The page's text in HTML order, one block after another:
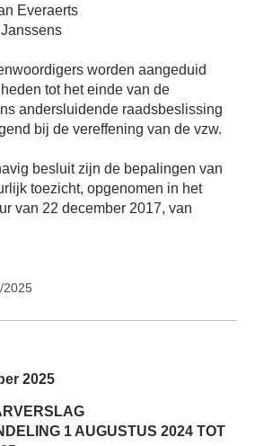
Everaerts
worden aangeduid
tot het einde van de
andersluidende raadsbeslissing
bij de vereffening van de vzw.
besluit zijn de bepalingen van
toezicht, opgenomen in het
van 22 december 2017, van
2025
2025
1 AUGUSTUS 2024 TOT